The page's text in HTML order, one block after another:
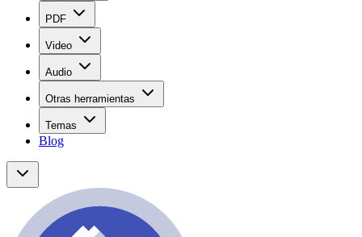
PDF
Video
Audio
Otras herramientas
Temas
Blog